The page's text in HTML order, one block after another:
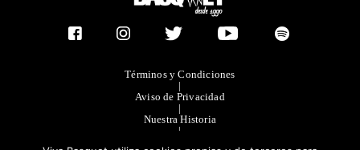
Términos y Condiciones
|
Aviso de Privacidad
|
Nuestra Historia
|